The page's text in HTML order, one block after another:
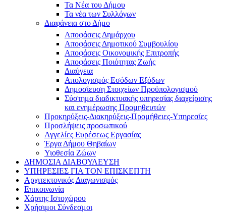
Τα Νέα του Δήμου
Τα νέα των Συλλόγων
Διαφάνεια στο Δήμο
Αποφάσεις Δημάρχου
Αποφάσεις Δημοτικού Συμβουλίου
Αποφάσεις Οικονομικής Επιτροπής
Αποφάσεις Ποιότητας Ζωής
Διαύγεια
Απολογισμός Εσόδων Εξόδων
Δημοσίευση Στοιχείων Προϋπολογισμού
Σύστημα διαδικτυακής υπηρεσίας διαχείρισης
και ενημέρωσης Προμηθευτών
Προκηρύξεις-Διακηρύξεις-Προμήθειες-Υπηρεσίες
Προσλήψεις προσωπικού
Αγγελίες Ευρέσεως Εργασίας
Έργα Δήμου Θηβαίων
Υιοθεσία Ζώων
ΔΗΜΟΣΙΑ ΔΙΑΒΟΥΛΕΥΣΗ
ΥΠΗΡΕΣΙΕΣ ΓΙΑ ΤΟΝ ΕΠΙΣΚΕΠΤΗ
Αρχιτεκτονικός Διαγωνισμός
Επικοινωνία
Χάρτης Ιστοχώρου
Χρήσιμοι Σύνδεσμοι